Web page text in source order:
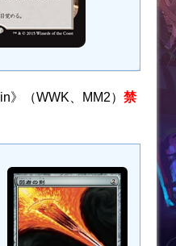
》（WWK、MM2） 禁